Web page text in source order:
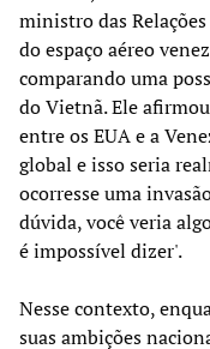
ministro das
do espaço aéreo
comparando uma
do Vietnã. Ele
entre os EUA e a
global e isso seria
ocorresse uma
dúvida, você veria
é impossível dizer'.
Nesse contexto,
suas ambições